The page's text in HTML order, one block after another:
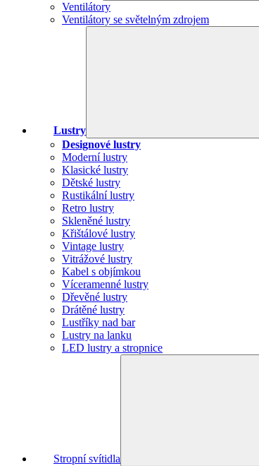
Ventilátory
Ventilátory se světelným zdrojem
Lustry
Designové lustry
Moderní lustry
Klasické lustry
Dětské lustry
Rustikální lustry
Retro lustry
Skleněné lustry
Křištálové lustry
Vintage lustry
Vitrážové lustry
Kabel s objímkou
Víceramenné lustry
Dřevěné lustry
Drátěné lustry
Lustříky nad bar
Lustry na lanku
LED lustry a stropnice
Stropní svítidla